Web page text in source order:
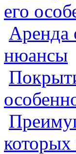
его
Аренда
нюансы